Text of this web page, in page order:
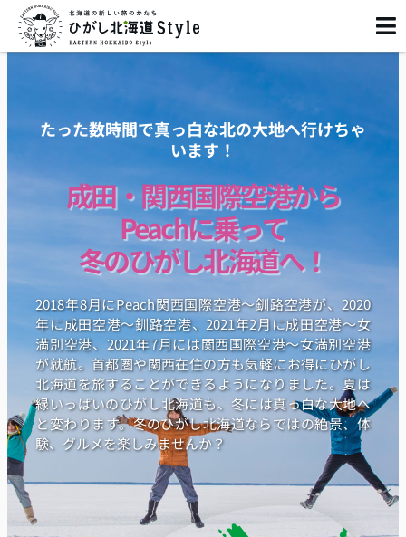
を
たった数時間で真っ白な北の大地へ行けちゃ
います！
成田・関西国際空港から
Peachに乗って
冬のひがし北海道へ！
2018年8月にPeach関西国際空港〜釧路空港が、2020
年に成田空港〜釧路空港、2021年2月に成田空港〜女
満別空港、2021年7月には関西国際空港〜女満別空港
が就航。首都圏や関西在住の方も気軽にお得にひがし
北海道を旅することができるようになりました。夏は
緑いっぱいのひがし北海道も、冬には真っ白な大地へ
と変わります。冬のひがし北海道ならではの絶景、体
験、グルメを楽しみませんか？